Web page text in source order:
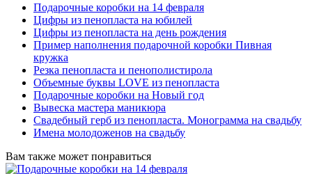
Подарочные коробки на 14 февраля
Цифры из пенопласта на юбилей
Цифры из пенопласта на день рождения
Пример наполнения подарочной коробки Пивная
кружка
Резка пенопласта и пенополистирола
Объемные буквы LOVE из пенопласта
Подарочные коробки на Новый год
Вывеска мастера маникюра
Свадебный герб из пенопласта. Монограмма на свадьбу
Имена молодоженов на свадьбу
Вам также может понравиться